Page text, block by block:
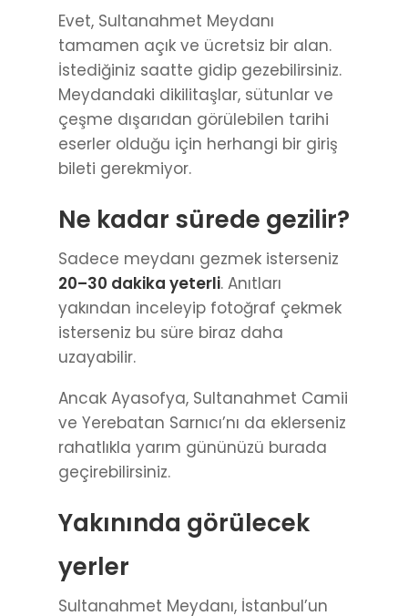
Evet, Sultanahmet Meydanı
tamamen açık ve ücretsiz bir alan.
İstediğiniz saatte gidip gezebilirsiniz.
Meydandaki dikilitaşlar, sütunlar ve
çeşme dışarıdan görülebilen tarihi
eserler olduğu için herhangi bir giriş
bileti gerekmiyor.
Ne kadar sürede gezilir?
Sadece meydanı gezmek isterseniz
20–30 dakika yeterli. Anıtları
yakından inceleyip fotoğraf çekmek
isterseniz bu süre biraz daha
uzayabilir.
Ancak Ayasofya, Sultanahmet Camii
ve Yerebatan Sarnıcı’nı da eklerseniz
rahatlıkla yarım gününüzü burada
geçirebilirsiniz.
Yakınında görülecek
yerler
Sultanahmet Meydanı, İstanbul’un